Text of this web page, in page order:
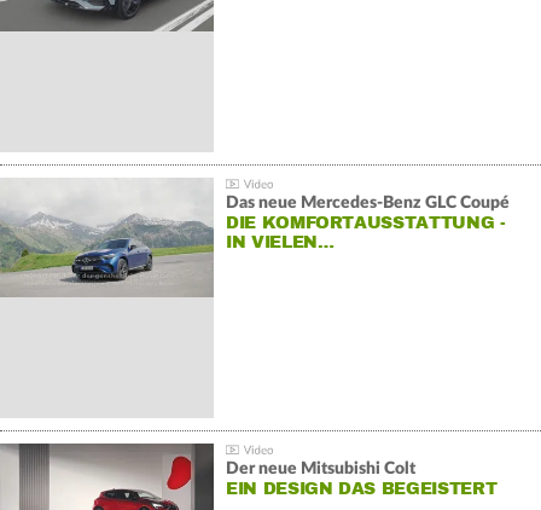
Das neue Mercedes-Benz GLC Coupé
DIE KOMFORTAUSSTATTUNG -
IN VIELEN…
Der neue Mitsubishi Colt
EIN DESIGN DAS BEGEISTERT